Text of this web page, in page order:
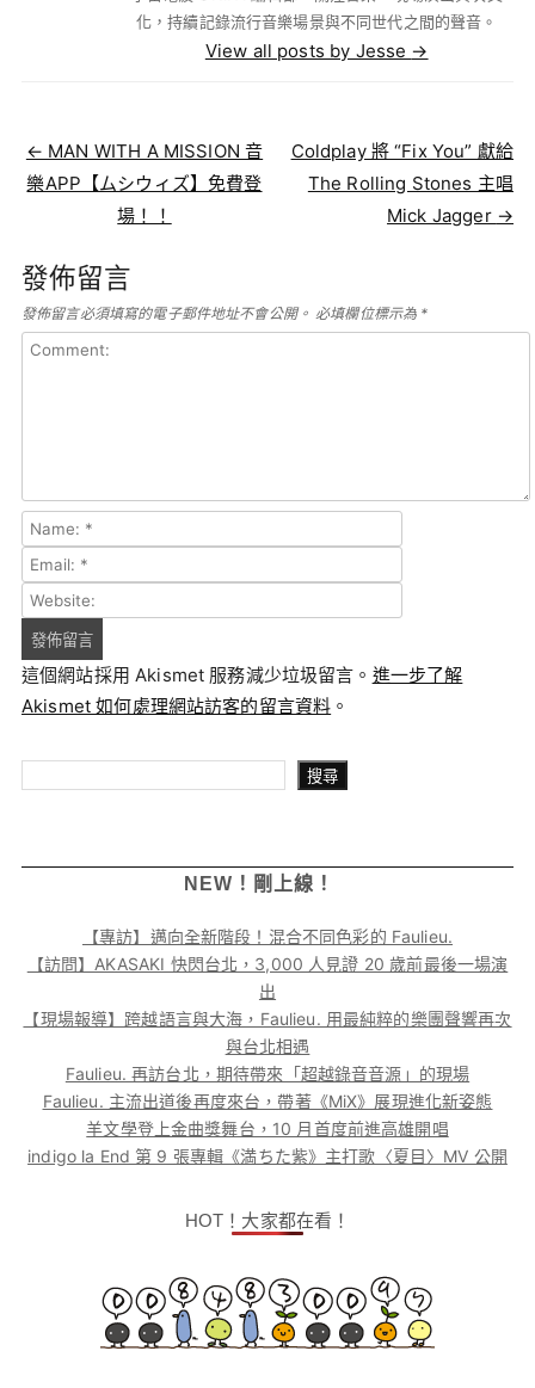
化，持續記錄流行音樂場景與不同世代之間的聲音。
View all posts by Jesse →
Post navigation
← MAN WITH A MISSION 音
樂APP【ムシウィズ】免費登
場！！
Coldplay 將 “Fix You” 獻給
The Rolling Stones 主唱
Mick Jagger →
發佈留言
發佈留言必須填寫的電子郵件地址不會公開。 必填欄位標示為 *
這個網站採用 Akismet 服務減少垃圾留言。 進一步了解
Akismet 如何處理網站訪客的留言資料 。
搜尋
NEW！剛上線！
【專訪】邁向全新階段！混合不同色彩的 Faulieu.
【訪問】AKASAKI 快閃台北，3,000 人見證 20 歲前最後一場演
出
【現場報導】跨越語言與大海，Faulieu. 用最純粹的樂團聲響再次
與台北相遇
Faulieu. 再訪台北，期待帶來「超越錄音音源」的現場
Faulieu. 主流出道後再度來台，帶著《MiX》展現進化新姿態
羊文學登上金曲獎舞台，10 月首度前進高雄開唱
indigo la End 第 9 張專輯《満ちた紫》主打歌〈夏目〉MV 公開
HOT！大家都在看！